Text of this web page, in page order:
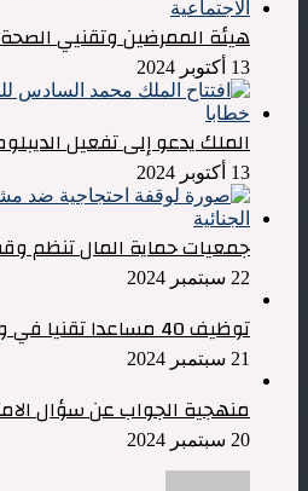
هيئة الممرضين وتقنيي
13 أكتوبر 2024
الملك يدعو إلى تفعيل
13 أكتوبر 2024
جمعيات حماية المال تنظم
22 سبتمبر 2024
توظيف 40 مساعدا تقنيا في وزارة الصحة
21 سبتمبر 2024
منهجية الجواب عن سؤال
20 سبتمبر 2024